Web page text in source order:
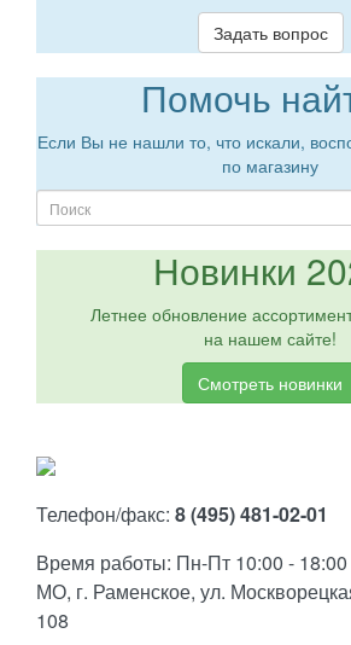
Задать вопрос
Помочь
Если Вы не нашли то, что искали,
по магазину
Новинки
Летнее обновление
на нашем сайте!
Смотреть новинки
Телефон/факс: 8 (495) 481-02-01
Время работы: Пн-Пт 10:00 - 18:00
МО, г. Раменское, ул.
108